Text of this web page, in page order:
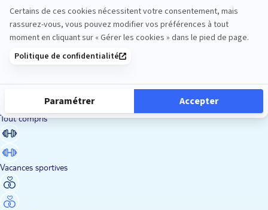
Sénior
Tout compris
Vacances sportives